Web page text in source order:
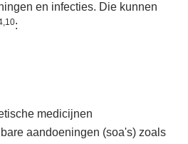
en infecties. Die kunnen
:
medicijnen
aandoeningen (soa's) zoals